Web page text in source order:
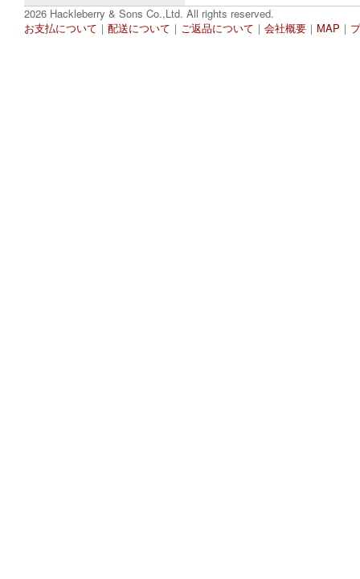
2026 Hackleberry & Sons Co.,Ltd. All rights reserved.
お支払について ｜ 配送について ｜ ご返品について ｜ 会社概要 ｜ MAP ｜